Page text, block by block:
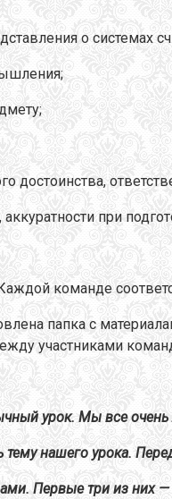
о системах
достоинства,
при
команде
папка с
участниками
урок. Мы все
тему нашего урока.
Первые три из них —